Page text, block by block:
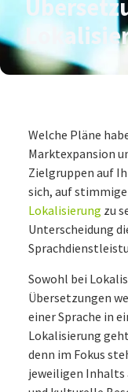
Welche Pläne
Marktexpansion
Zielgruppen auf
sich, auf stimmige
Lokalisierung zu
Unterscheidung
Sowohl bei
Übersetzungen
einer Sprache in
Lokalisierung
denn im Fokus
jeweiligen Inhalts